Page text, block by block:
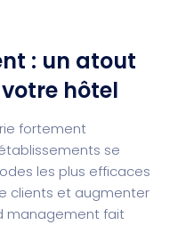
: un atout
hôtel
fortement
se
les plus efficaces
clients et augmenter
management fait